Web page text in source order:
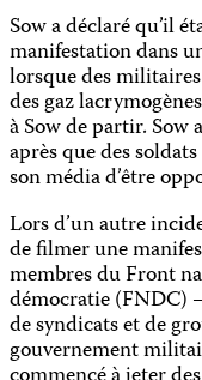
Sow a déclaré qu’il
manifestation dans
lorsque des
des gaz
à Sow de partir. Sow
après que des
son média d’être
Lors d’un autre
de filmer une
membres du Front
démocratie (FNDC)
de syndicats et de
gouvernement